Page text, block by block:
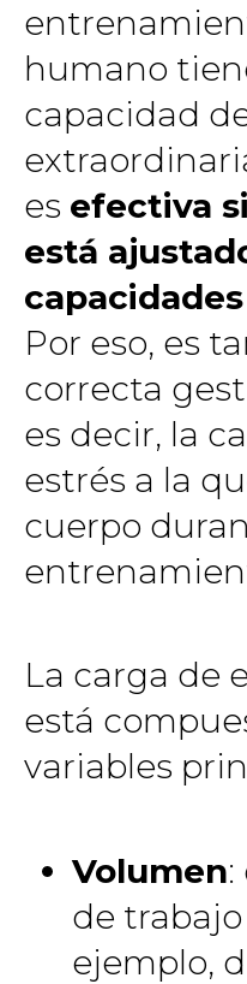
humano
capacidad
es efectiva
está
capacidades
Por eso, es
correcta
es decir, la
estrés a la
cuerpo
La carga de
está
variables
Volumen
de
ejemplo,